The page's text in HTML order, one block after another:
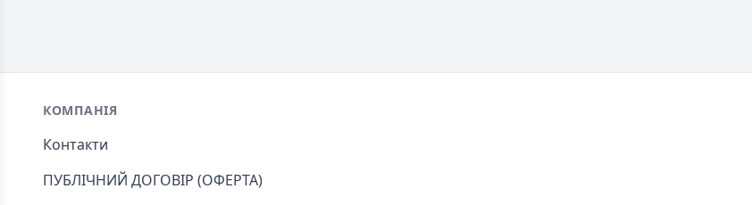
Footer
КОМПАНІЯ
Контакти
ПУБЛІЧНИЙ ДОГОВІР (ОФЕРТА)